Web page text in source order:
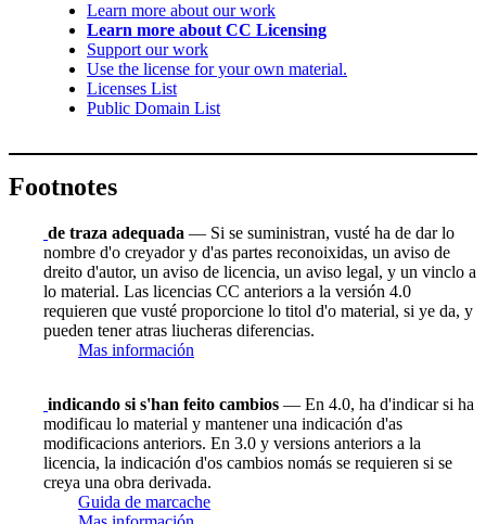
Learn more about our work
Learn more about CC Licensing
Support our work
Use the license for your own material.
Licenses List
Public Domain List
Footnotes
de traza adequada — Si se suministran, vusté ha de dar lo
nombre d'o creyador y d'as partes reconoixidas, un aviso de
dreito d'autor, un aviso de licencia, un aviso legal, y un vinclo a
lo material. Las licencias CC anteriors a la versión 4.0
requieren que vusté proporcione lo titol d'o material, si ye da, y
pueden tener atras liucheras diferencias.
Mas información
indicando si s'han feito cambios — En 4.0, ha d'indicar si ha
modificau lo material y mantener una indicación d'as
modificacions anteriors. En 3.0 y versions anteriors a la
licencia, la indicación d'os cambios nomás se requieren si se
creya una obra derivada.
Guida de marcache